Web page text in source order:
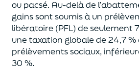
ou pacsé. Au-delàde
gains sont soumis à un
libératoire (PFL) de seulement
une taxation globale de24,7 %
prélèvements sociaux,
30 %.